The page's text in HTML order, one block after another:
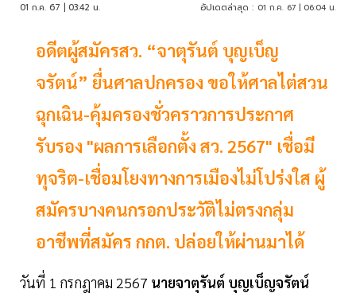
01 ก.ค. 67 | 03:42 น. อัปเดตล่าสุด : 01 ก.ค. 67 | 06:04 น.
อดีตผู้สมัครสว. “จาตุรันต์ บุญเบ็ญ
จรัตน์” ยื่นศาลปกครอง ขอให้ศาลไต่สวน
ฉุกเฉิน-คุ้มครองชั่วคราวการประกาศ
รับรอง "ผลการเลือกตั้ง สว. 2567" เชื่อมี
ทุจริต-เชื่อมโยงทางการเมืองไม่โปร่งใส ผู้
สมัครบางคนกรอกประวัติไม่ตรงกลุ่ม
อาชีพที่สมัคร กกต. ปล่อยให้ผ่านมาได้
วันที่ 1 กรกฎาคม 2567 นายจาตุรันต์ บุญเบ็ญจรัตน์